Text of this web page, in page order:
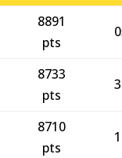
8891
pts
8733
pts
8710
pts